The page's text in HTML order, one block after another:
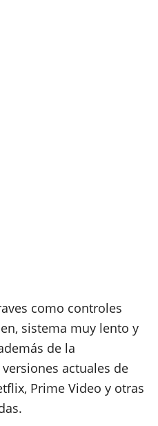
como controles
sistema muy lento y
de la
actuales de
Prime Video y otras